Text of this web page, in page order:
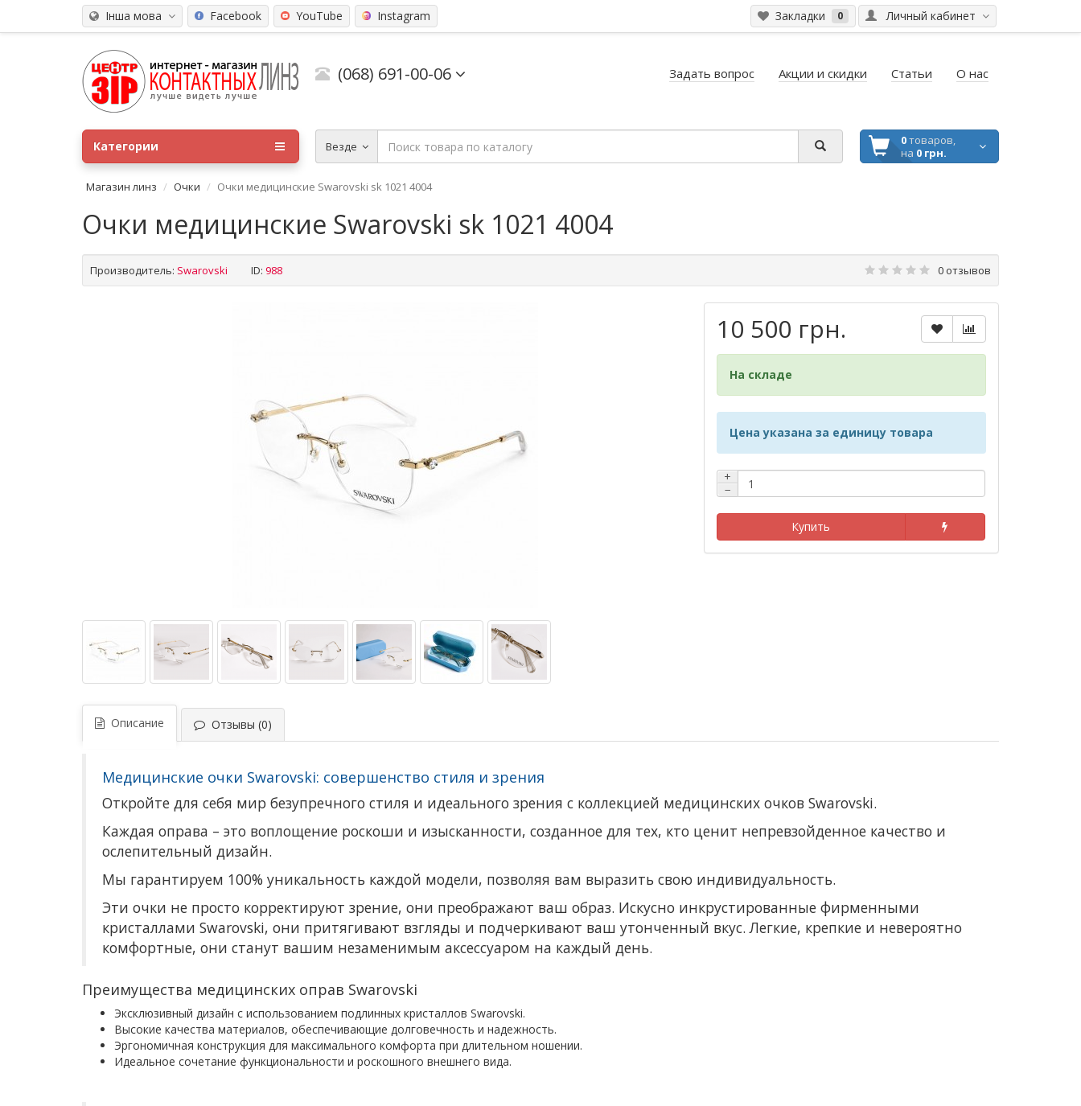
Інша мова Личный кабинет
Закладки 0
Facebook YouTube Instagram
(068) 691-00-06 Задать вопрос Акции и скидки Статьи О нас
Везде 0товаров,
на 0 грн.
Категории
Магазин линз Очки Очки медицинские Swarovski sk 1021 4004
Очки медицинские Swarovski sk 1021 4004
Производитель: Swarovski ID: 988 0 отзывов
10 500 грн.
На складе
Цена указана за единицу товара
+
−
Купить
Описание Отзывы (0)
Медицинские очки Swarovski: совершенство стиля и зрения
Откройте для себя мир безупречного стиля и идеального зрения с коллекцией медицинских очков Swarovski.
Каждая оправа – это воплощение роскоши и изысканности, созданное для тех, кто ценит непревзойденное качество и
ослепительный дизайн.
Мы гарантируем 100% уникальность каждой модели, позволяя вам выразить свою индивидуальность.
Эти очки не просто корректируют зрение, они преображают ваш образ. Искусно инкрустированные фирменными
кристаллами Swarovski, они притягивают взгляды и подчеркивают ваш утонченный вкус. Легкие, крепкие и невероятно
комфортные, они станут вашим незаменимым аксессуаром на каждый день.
Преимущества медицинских оправ Swarovski
Эксклюзивный дизайн с использованием подлинных кристаллов Swarovski.
Высокие качества материалов, обеспечивающие долговечность и надежность.
Эргономичная конструкция для максимального комфорта при длительном ношении.
Идеальное сочетание функциональности и роскошного внешнего вида.